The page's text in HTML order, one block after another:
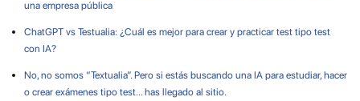
una empresa pública
ChatGPT vs Testualia: ¿Cuál es mejor para crear y practicar test tipo test
con IA?
No, no somos “Textualia”. Pero si estás buscando una IA para estudiar, hacer
o crear exámenes tipo test… has llegado al sitio.